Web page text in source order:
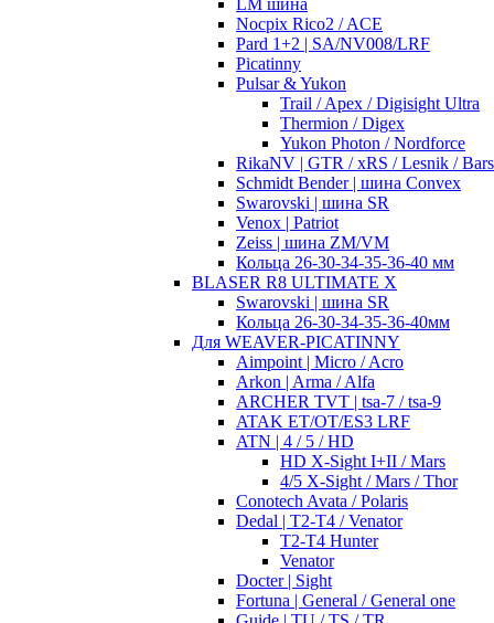
LM шина
Nocpix Rico2 / ACE
Pard 1+2 | SA/NV008/LRF
Picatinny
Pulsar & Yukon
Trail / Apex / Digisight Ultra
Thermion / Digex
Yukon Photon / Nordforce
RikaNV | GTR / xRS / Lesnik /
Schmidt Bender | шина Convex
Swarovski | шина SR
Venox | Patriot
Zeiss | шина ZM/VM
Кольца 26-30-34-35-36-40 мм
BLASER R8 ULTIMATE X
Swarovski | шина SR
Кольца 26-30-34-35-36-40мм
Для WEAVER-PICATINNY
Aimpoint | Micro / Acro
Arkon | Arma / Alfa
ARCHER TVT | tsa-7 / tsa-9
ATAK ET/OT/ES3 LRF
ATN | 4 / 5 / HD
HD X-Sight I+II / Mars
4/5 X-Sight / Mars / Thor
Conotech Avata / Polaris
Dedal | T2-T4 / Venator
T2-T4 Hunter
Venator
Docter | Sight
Fortuna | General / General one